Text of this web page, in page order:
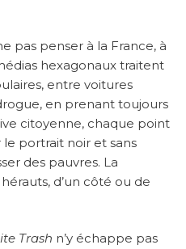
pas penser à la France, à
hexagonaux traitent
entre voitures
en prenant toujours
citoyenne, chaque point
portrait noir et sans
des pauvres. La
d’un côté ou de
Trash n’y échappe pas